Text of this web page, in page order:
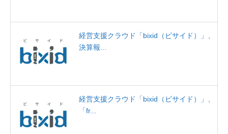
経営支援クラウド「bixid（ビサイド）」、
決算報...
経営支援クラウド「bixid（ビサイド）」、
「fr...